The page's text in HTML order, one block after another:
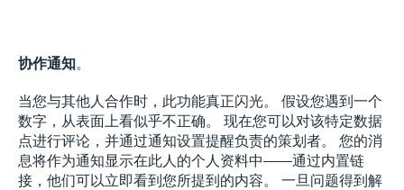
协作通知。
当您与其他人合作时，此功能真正闪光。 假设您遇到一个
数字，从表面上看似乎不正确。 现在您可以对该特定数据
点进行评论，并通过通知设置提醒负责的策划者。 您的消
息将作为通知显示在此人的个人资料中——通过内置链
接，他们可以立即看到您所提到的内容。 一旦问题得到解